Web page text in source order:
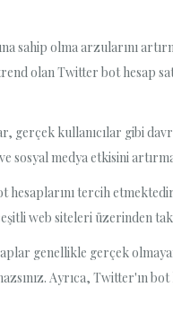
sahip olma arzularını
olan Twitter bot hesap
gerçek kullanıcılar gibi
medya etkisini
tercih
web siteleri üzerinden
genellikle gerçek
Ayrıca, Twitter'ın